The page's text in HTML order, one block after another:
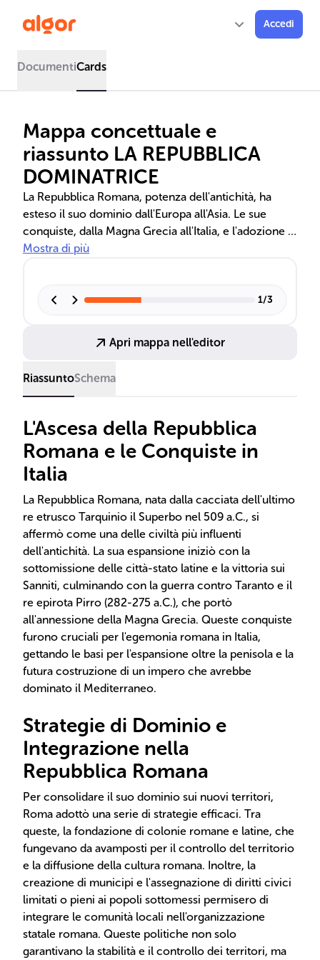
Accedi
DocumentiCards
Mappa concettuale e
riassunto LA REPUBBLICA
DOMINATRICE
La Repubblica Romana, potenza dell'antichità, ha
esteso il suo dominio dall'Europa all'Asia. Le sue
conquiste, dalla Magna Grecia all'Italia, e l'adozione di
forme di governo come colonie e municipi, hanno
romanizzazione dei popoli sottomessi, creando un
Mostra di più
1/3
Apri mappa nell'editor
RiassuntoSchema
L'Ascesa della Repubblica
Romana e le Conquiste in
Italia
La Repubblica Romana, nata dalla cacciata dell'ultimo
re etrusco Tarquinio il Superbo nel 509 a.C., si
affermò come una delle civiltà più influenti
dell'antichità. La sua espansione iniziò con la
sottomissione delle città-stato latine e la vittoria sui
Sanniti, culminando con la guerra contro Taranto e il
re epirota Pirro (282-275 a.C.), che portò
all'annessione della Magna Grecia. Queste conquiste
furono cruciali per l'egemonia romana in Italia,
gettando le basi per l'espansione oltre la penisola e la
futura costruzione di un impero che avrebbe
dominato il Mediterraneo.
Strategie di Dominio e
Integrazione nella
Repubblica Romana
Per consolidare il suo dominio sui nuovi territori,
Roma adottò una serie di strategie efficaci. Tra
queste, la fondazione di colonie romane e latine, che
fungevano da avamposti per il controllo del territorio
e la diffusione della cultura romana. Inoltre, la
creazione di municipi e l'assegnazione di diritti civici
limitati o pieni ai popoli sottomessi permisero di
integrare le comunità locali nell'organizzazione
statale romana. Queste politiche non solo
garantivano la stabilità e il controllo dei territori, ma